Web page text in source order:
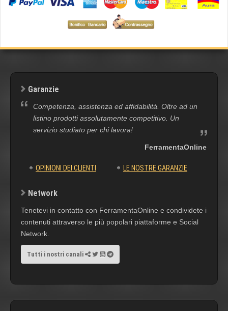
Garanzie
Competenza, assistenza ed affidabilità. Oltre ad un
listino prodotti assolutamente competitivo. Un
servizio studiato per chi lavora!
FerramentaOnline
OPINIONI DEI CLIENTI LE NOSTRE GARANZIE
Network
Tenetevi in contatto con FerramentaOnline e condividete i
contenuti attraverso le più popolari piattaforme e Social
Network.
Tutti i nostri canali